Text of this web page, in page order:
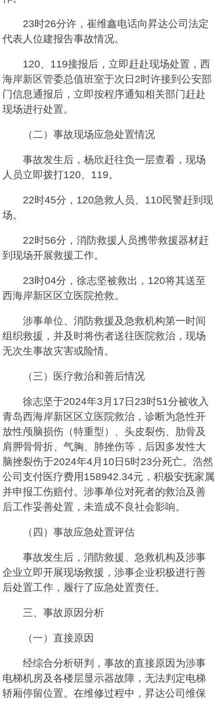
23时26分许，崔维鑫电话向昇达公司法定
代表人位建报告事故情况。
120、119接报后，立即赶赴现场处置，西
海岸新区管委总值班室于次日2时许接到公安部
门信息通报后，立即按程序通知相关部门赶赴
现场进行处置。
（二）事故现场应急处置情况
事故发生后，杨欣赶往负一层查看，现场
人员立即拨打120、119。
22时45分，120急救人员、110民警赶到现
场。
22时56分，消防救援人员携带救援器材赶
到现场开展救援工作。
23时04分，徐志坚被救出，120将其送至
西海岸新区区立医院抢救。
涉事单位、消防救援及急救机构第一时间
组织救援，并及时将伤者送往医院救治，现场
无次生事故灾害或险情。
（三）医疗救治和善后情况
徐志坚于2024年3月17日23时51分被收入
青岛西海岸新区区立医院救治，诊断为急性开
放性颅脑损伤（特重型）、头皮裂伤、肋骨及
肩胛骨骨折、气胸、肺挫伤等，后因多发性大
脑挫裂伤于2024年4月10日5时23分死亡。浩然
公司支付医疗费用158942.34元，积极安抚家属
并申报工伤赔付。涉事单位对死者的救治及善
后工作妥善处置，未造成不良社会影响。
（四）事故应急处置评估
事故发生后，消防救援、急救机构及涉事
企业立即开展现场救援，涉事企业积极进行善
后处置工作，履行了应急处置责任。
三、事故原因分析
（一）直接原因
经综合分析研判，事故的直接原因为涉事
电梯机房及各楼层显示器故障，无法判定电梯
轿厢停留位置。在维修过程中，昇达公司维保